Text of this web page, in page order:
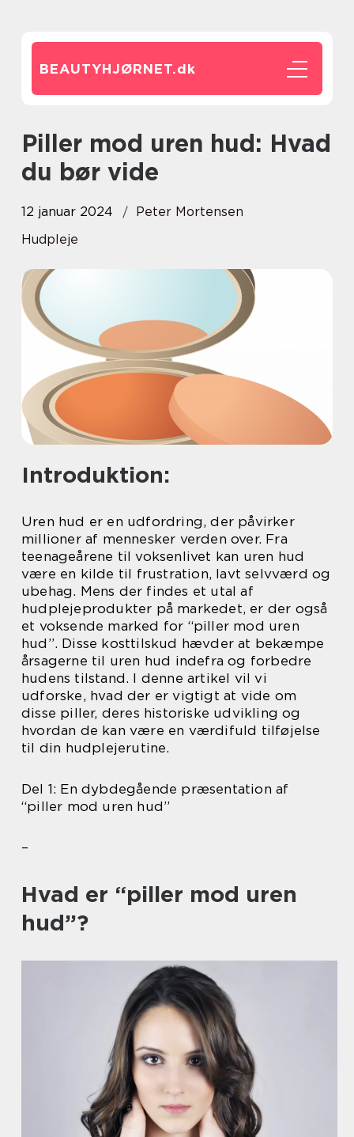
BEAUTYHJØRNET.dk
Piller mod uren hud: Hvad
du bør vide
12 januar 2024
Peter Mortensen
Hudpleje
Introduktion:
Uren hud er en udfordring, der påvirker
millioner af mennesker verden over. Fra
teenageårene til voksenlivet kan uren hud
være en kilde til frustration, lavt selvværd og
ubehag. Mens der findes et utal af
hudplejeprodukter på markedet, er der også
et voksende marked for “piller mod uren
hud”. Disse kosttilskud hævder at bekæmpe
årsagerne til uren hud indefra og forbedre
hudens tilstand. I denne artikel vil vi
udforske, hvad der er vigtigt at vide om
disse piller, deres historiske udvikling og
hvordan de kan være en værdifuld tilføjelse
til din hudplejerutine.
Del 1: En dybdegående præsentation af
“piller mod uren hud”
–
Hvad er “piller mod uren
hud”?